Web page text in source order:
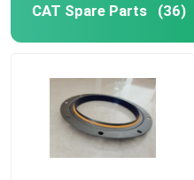
CAT Spare Parts (36)